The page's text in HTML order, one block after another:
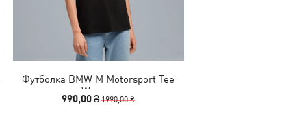
Футболка BMW M Motorsport Tee
Women
990,00 ₴1990,00 ₴